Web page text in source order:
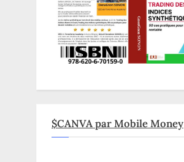
$CANVA par Mobile Money